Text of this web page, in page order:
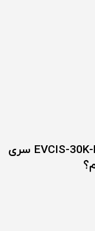
چرا کولرگازی ایوولی 30000 مدل EVCIS-30K-MD سری